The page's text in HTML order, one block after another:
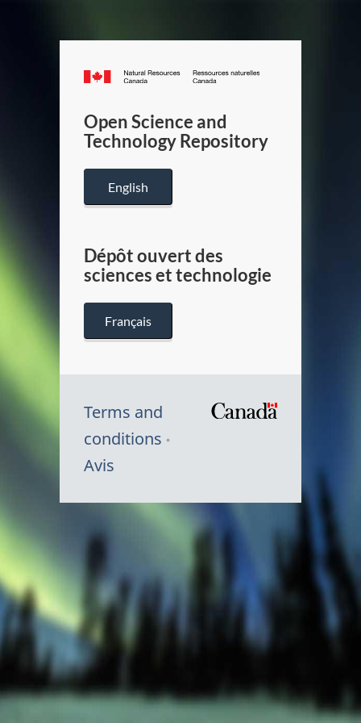
Canada.ca
/
Canada
Open Science and
Technology Repository
English
Dépôt ouvert des
sciences et technologie
Français
Terms and
conditions
Avis
Canada